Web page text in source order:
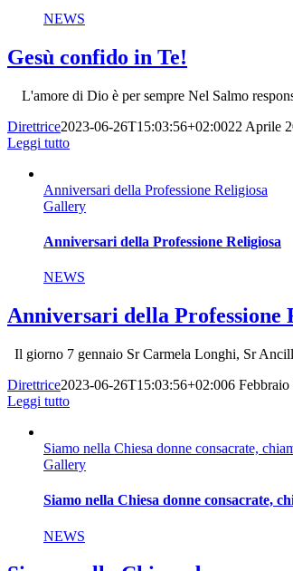
NEWS
Gesù confido in Te!
L'amore di Dio è per sempre Nel Salmo
Direttrice2023-06-26T15:03:56+02:0022 Aprile
Leggi tutto
Anniversari della Professione Religiosa
Gallery
Anniversari della Professione Religiosa
NEWS
Anniversari della Professione
Il giorno 7 gennaio Sr Carmela Longhi, Sr
Direttrice2023-06-26T15:03:56+02:006 Febbraio
Leggi tutto
Siamo nella Chiesa donne consacrate,
Gallery
Siamo nella Chiesa donne consacrate,
NEWS